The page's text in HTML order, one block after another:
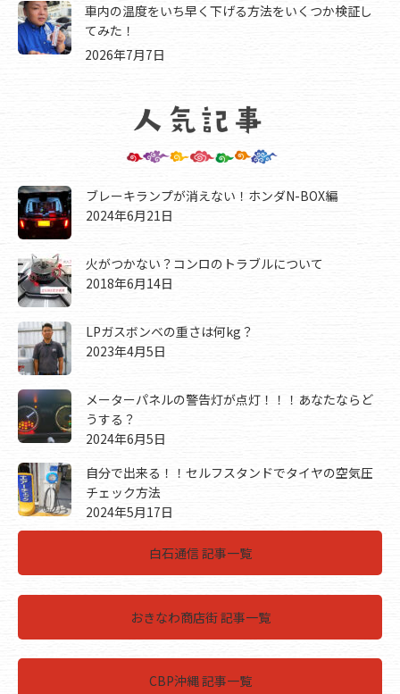
車内の温度をいち早く下げる方法をいくつか検証し
てみた！
2026年7月7日
ブレーキランプが消えない！ホンダN-BOX編
2024年6月21日
火がつかない？コンロのトラブルについて
2018年6月14日
LPガスボンベの重さは何kg？
2023年4月5日
メーターパネルの警告灯が点灯！！！あなたならど
うする？
2024年6月5日
自分で出来る！！セルフスタンドでタイヤの空気圧
チェック方法
2024年5月17日
白石通信 記事一覧
おきなわ商店街 記事一覧
CBP沖縄 記事一覧